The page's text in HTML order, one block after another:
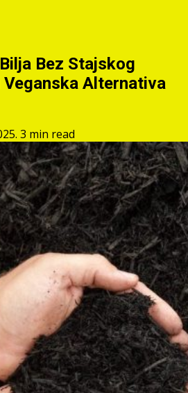
Bez Stajskog
Veganska Alternativa
3 min read